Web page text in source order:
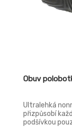
Obuv
Ultralehká
přizpůsobí
podšívkou